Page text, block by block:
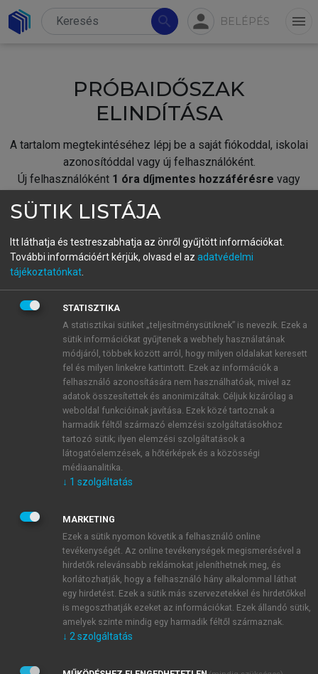
search person BELÉPÉS menu
PRÓBAIDŐSZAK
ELINDÍTÁSA
A tartalom megtekintéséhez lépj be a saját fiókoddal, iskolai
azonosítóddal vagy új felhasználóként.
Új felhasználóként 1 óra díjmentes hozzáférésre vagy
fiókoddal,vagy hozz létre új fiókot.
A regisztráció után apróbaidőszakautomatikusan
BELÉPÉS SAJÁT FIÓKKAL
ÚJ FIÓK LÉTREHOZÁSA
1 óra díjmentes hozzáférés
E-MAIL-CÍM
JELSZÓ
JELSZÓ ÚJRA
Kérek értesítést a MeRSZ újdonságairól, akcióiról.
Kérek értesítést az Akadémiai Kiadó Zrt. újdonságairól,
SÜTIK LISTÁJA
Itt láthatja és testreszabhatja az önről gyűjtött információkat.
További információért kérjük, olvasd el az adatvédelmi
tájékoztatónkat
STATISZTIKA
A statisztikai sütiket „teljesítménysütiknek” is nevezik. Ezek a
sütik információkat gyűjtenek a webhely használatának
módjáról, többek között arról, hogy milyen oldalakat keresett
fel és milyen linkekre kattintott. Ezek az információk a
felhasználó azonosítására nem használhatóak, mivel az
adatok összesítettek és anonimizáltak. Céljuk kizárólag a
weboldal funkcióinak javítása. Ezek közé tartoznak a
harmadik féltől származó elemzési szolgáltatásokhoz
tartozó sütik; ilyen elemzési szolgáltatások a
látogatóelemzések, a hőtérképek és a közösségi
médiaanalitika.
↓ 1 szolgáltatás
MARKETING
Ezek a sütik nyomon követik a felhasználó online
tevékenységét. Az online tevékenységek megismerésével a
hirdetők relevánsabb reklámokat jeleníthetnek meg, és
korlátozhatják, hogy a felhasználó hány alkalommal láthat
egy hirdetést. Ezek a sütik más szervezetekkel és hirdetőkkel
is megoszthatják ezeket az információkat. Ezek állandó sütik,
amelyek szinte mindig egy harmadik féltől származnak.
↓ 2 szolgáltatás